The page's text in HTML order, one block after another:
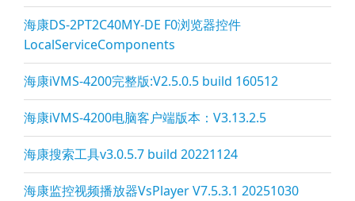
海康DS-2PT2C40MY-DE F0浏览器控件
LocalServiceComponents
海康iVMS-4200完整版:V2.5.0.5 build 160512
海康iVMS-4200电脑客户端版本：V3.13.2.5
海康搜索工具v3.0.5.7 build 20221124
海康监控视频播放器VsPlayer V7.5.3.1 20251030